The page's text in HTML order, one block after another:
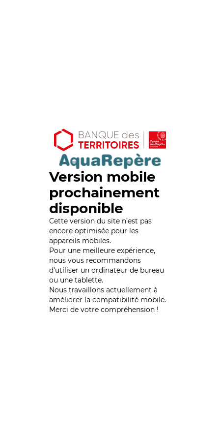
Version mobile
prochainement
disponible
Cette version du site n’est pas
encore optimisée pour les
appareils mobiles.
Pour une meilleure expérience,
nous vous recommandons
d'utiliser un ordinateur de bureau
ou une tablette.
Nous travaillons actuellement à
améliorer la compatibilité mobile.
Merci de votre compréhension !